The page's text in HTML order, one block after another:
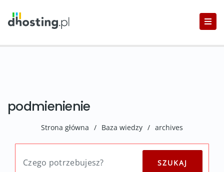
podmienienie
Strona główna / Baza wiedzy / archives